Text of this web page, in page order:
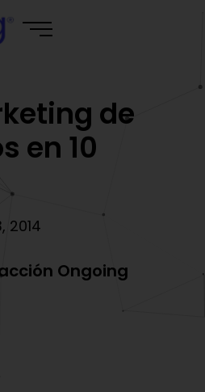
de
en 10
2014
Ongoing